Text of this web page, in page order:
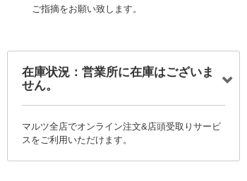
ご指摘をお願い致します。
在庫状況：営業所に在庫はございま
せん。
マルツ全店でオンライン注文&店頭受取りサービ
スをご利用いただけます。